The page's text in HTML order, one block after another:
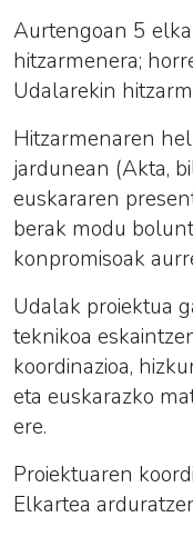
Aurtengoan 5
hitzarmenera;
Udalarekin
Hitzarmenaren
jardunean (Akta,
euskararen
berak modu
konpromisoak
Udalak proiektua
teknikoa
koordinazioa,
eta euskarazko
ere.
Proiektuaren
Elkartea